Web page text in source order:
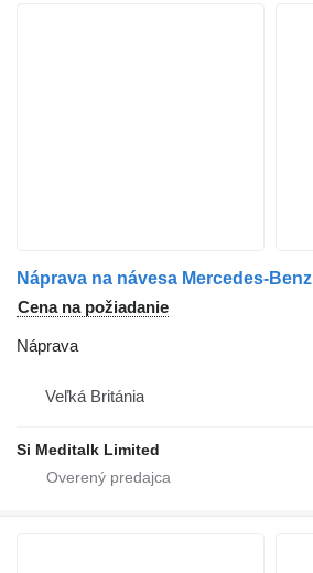
Náprava na návesa Mercedes-Benz
Cena na požiadanie
Náprava
Veľká Británia
Si Meditalk Limited